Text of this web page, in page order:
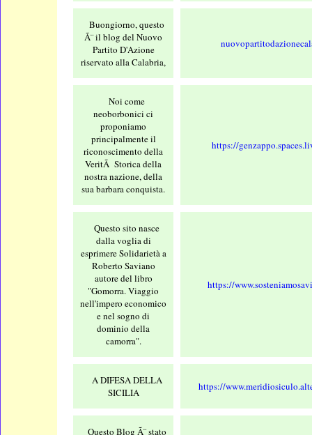
Buongiorno, questo
Ã¨ il blog del Nuovo
Partito D'Azione
riservato alla Calabria,
Noi come
neoborbonici ci
proponiamo
principalmente il
riconoscimento della
VeritÃ Storica della
nostra nazione, della
sua barbara conquista.
https://
Questo sito nasce
dalla voglia di
esprimere Solidarietà a
Roberto Saviano
autore del libro
"Gomorra. Viaggio
nell'impero economico
e nel sogno di
dominio della
camorra".
https://
A DIFESA DELLA
SICILIA
https://
Questo Blog Ã¨ stato